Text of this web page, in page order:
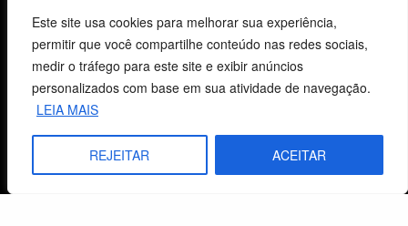
Este site usa cookies para melhorar sua experiência,
permitir que você compartilhe conteúdo nas redes sociais,
medir o tráfego para este site e exibir anúncios
personalizados com base em sua atividade de navegação.
LEIA MAIS
REJEITAR ACEITAR
vendas@cebi.org.br
comunicacao@cebi.org.br
WhatsApp / Vendas
+55 (51) 99734-4518
WhatsApp / Comunicação
+55 (51) 99799-3041